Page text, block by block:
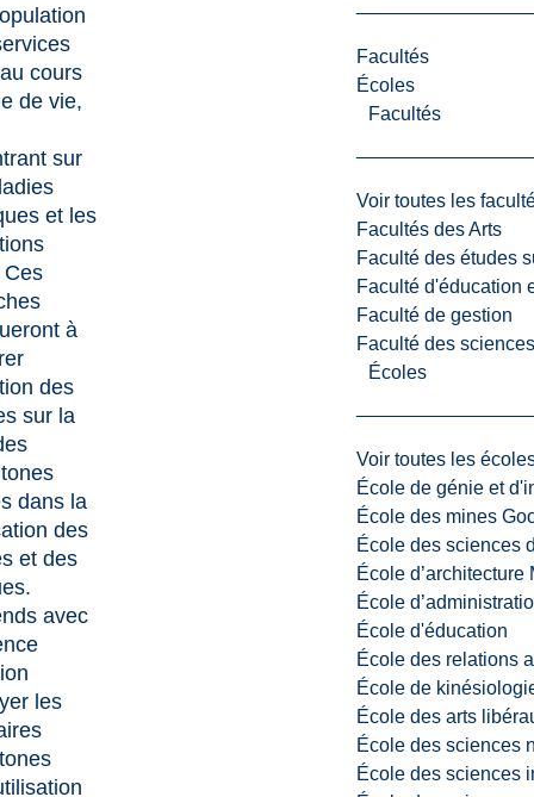
Facultés
Écoles
Facultés
Voir toutes les
Facultés des Arts
Faculté des études
Faculté d'éducation
Faculté de gestion
Faculté des
Écoles
Voir toutes les
École de génie et
École des mines
École des sciences
École d’architecture
École
École d'éducation
École des relations
École de
École des arts
École des sciences
École des sciences
cours
de vie,
sur
et les
à
des
sur la
dans la
des
et des
avec
les